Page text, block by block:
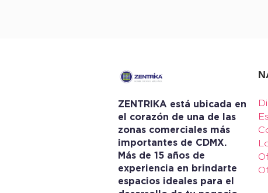
ZENTRIKA está ubicada en
el corazón de una de las
zonas comerciales más
importantes de CDMX.
Más de 15 años de
experiencia en brindarte
espacios ideales para el